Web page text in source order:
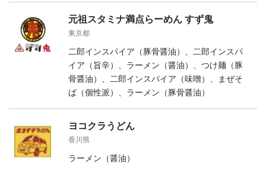
元祖スタミナ満点らーめん すず鬼
東京都
二郎インスパイア（豚骨醤油）、二郎インスパ
イア（旨辛）、ラーメン（醤油）、つけ麺（豚
骨醤油）、二郎インスパイア（味噌）、まぜそ
ば（個性派）、ラーメン（豚骨醤油）
ヨコクラうどん
香川県
ラーメン（醤油）